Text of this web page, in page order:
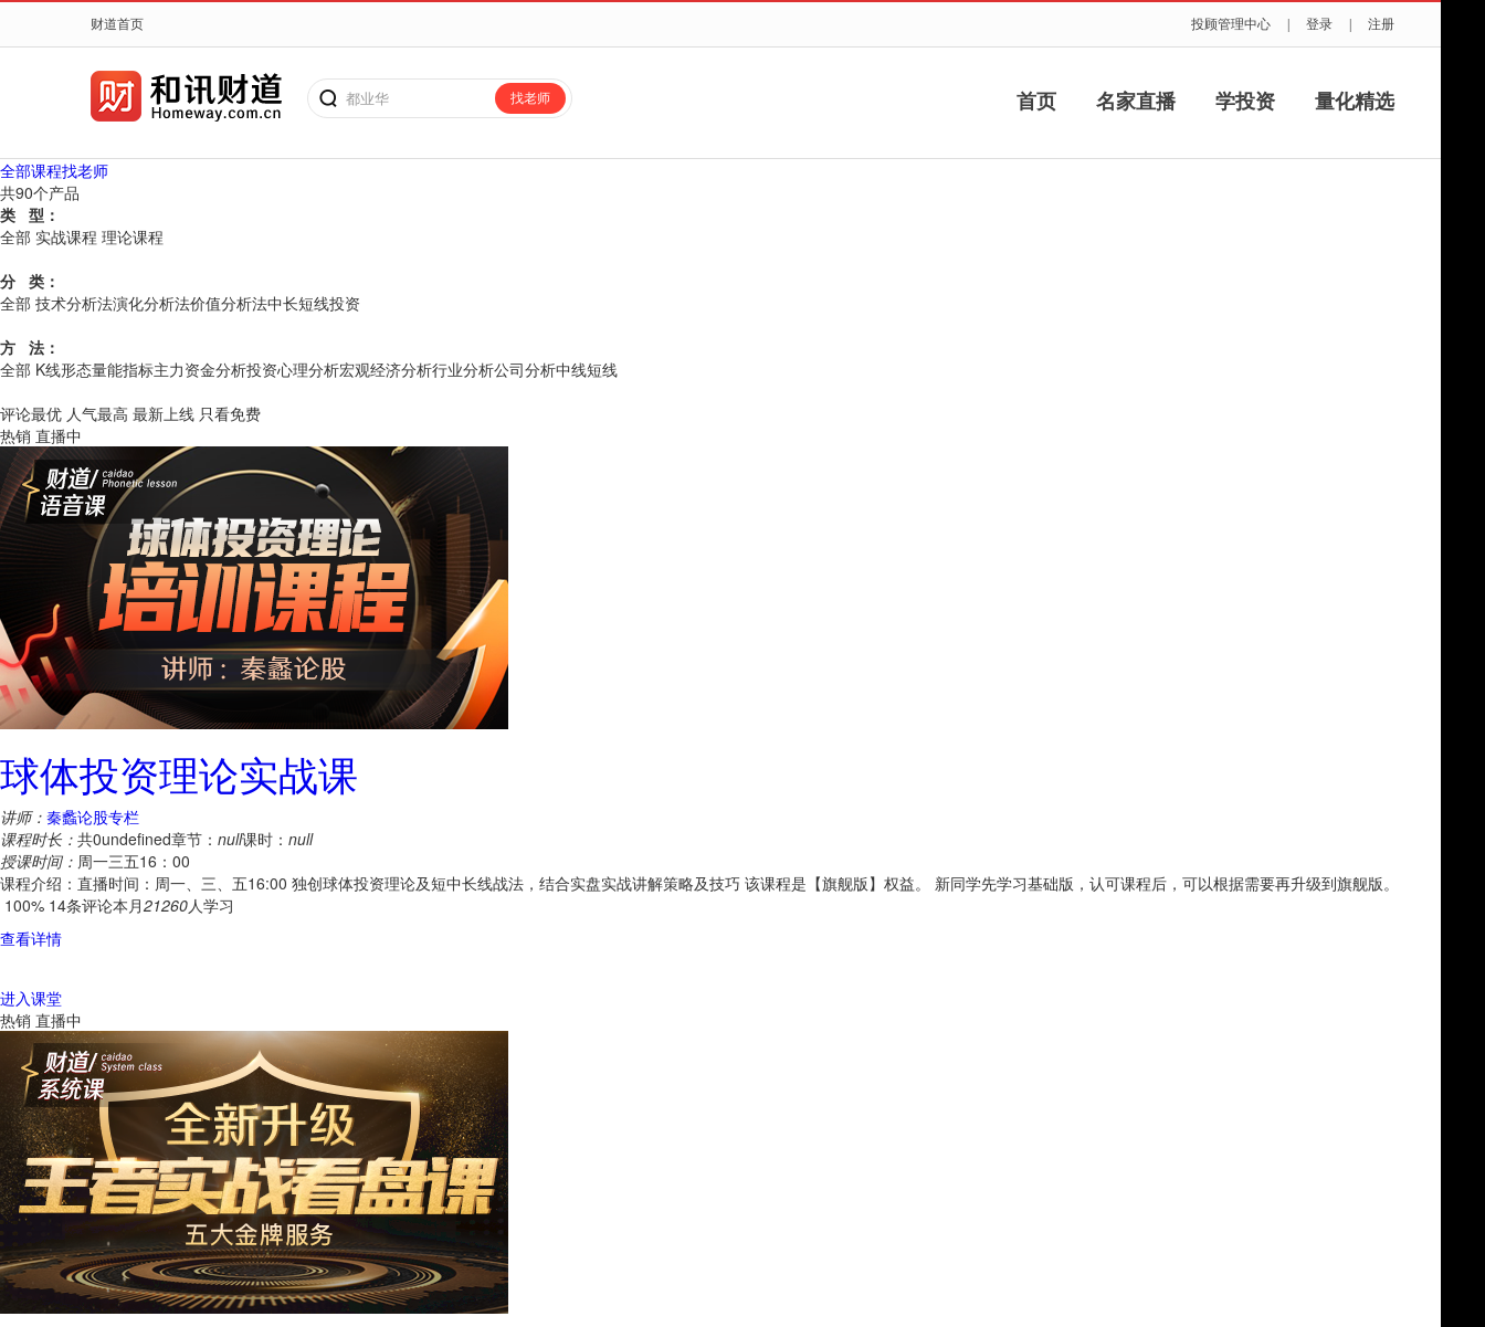
登录 注册
财道首页 投顾管理中心
都业华
搜老师、搜课程
找老师 首页 名家直播 学投资 量化精选
全部课程找老师
共90个产品
类 型：
全部 实战课程 理论课程
分 类：
全部 技术分析法演化分析法价值分析法中长短线投资
方 法：
全部 K线形态量能指标主力资金分析投资心理分析宏观经济分析行业分析公司分析中线短线
评论最优 人气最高 最新上线 只看免费
热销 直播中
球体投资理论实战课
讲师： 秦蠡论股专栏
课程时长： 共0undefined章节： null课时： null
授课时间： 周一三五16：00
课程介绍：直播时间：周一、三、五16:00 独创球体投资理论及短中长线战法，结合实盘实战讲解策略及技巧 该课程是【旗舰版】权益。 新同学先学习基础版，认可课程后，可以根据需要再升级到旗舰版。
100% 14条评论本月21260人学习
查看详情
进入课堂
热销 直播中